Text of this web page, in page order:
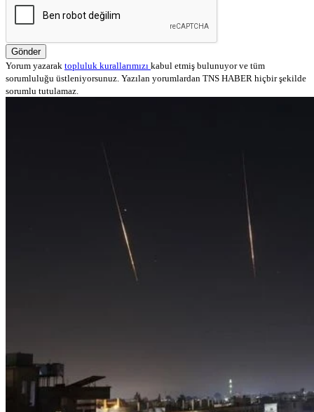
Gönder
Yorum yazarak topluluk kurallarımızı kabul etmiş bulunuyor ve tüm
sorumluluğu üstleniyorsunuz. Yazılan yorumlardan TNS HABER hiçbir şekilde
sorumlu tutulamaz.